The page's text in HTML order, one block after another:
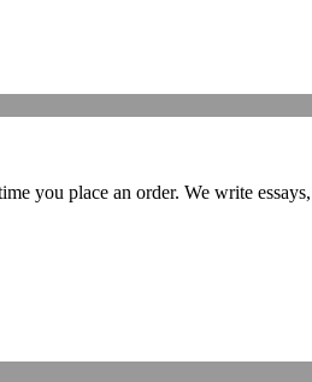
you place an order. We write